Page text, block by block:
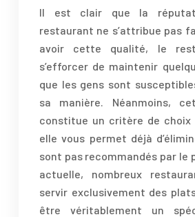
Il est clair que la
restaurant ne s’attribue pas
avoir cette qualité, le
s’efforcer de maintenir
que les gens sont
sa manière. Néanmoins,
constitue un critère de
elle vous permet déjà
sont pas recommandés par le
actuelle, nombreux
servir exclusivement des
être véritablement un